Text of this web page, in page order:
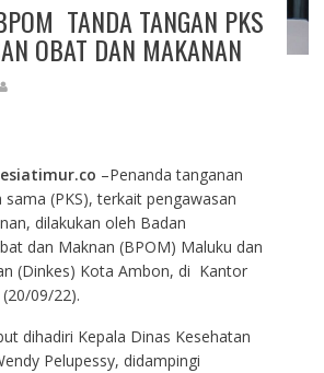
TANDA TANGAN PKS
OBAT DAN MAKANAN
–Penanda tanganan
(PKS), terkait pengawasan
dilakukan oleh Badan
dan Maknan (BPOM) Maluku dan
(Dinkes) Kota Ambon, di Kantor
09/22).
dihadiri Kepala Dinas Kesehatan
Pelupessy, didampingi